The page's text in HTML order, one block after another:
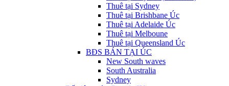
Thuê tại Sydney
Thuê tại Brishbane Úc
Thuê tại Adelaide Úc
Thuê tại Melboune
Thuê tại Queensland Úc
BĐS BÁN TẠI ÚC
New South waves
South Australia
Sydney